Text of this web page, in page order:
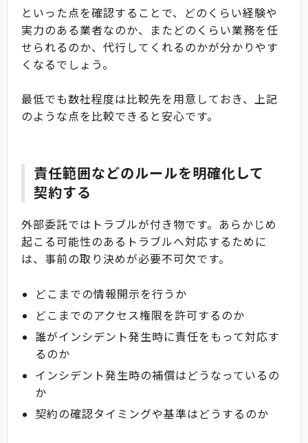
といった点を確認することで、どのくらい経験や
実力のある業者なのか、またどのくらい業務を任
せられるのか、代行してくれるのかが分かりやす
くなるでしょう。
最低でも数社程度は比較先を用意しておき、上記
のような点を比較できると安心です。
責任範囲などのルールを明確化して
契約する
外部委託ではトラブルが付き物です。あらかじめ
起こる可能性のあるトラブルへ対応するために
は、事前の取り決めが必要不可欠です。
どこまでの情報開示を行うか
どこまでのアクセス権限を許可するのか
誰がインシデント発生時に責任をもって対応す
るのか
インシデント発生時の補償はどうなっているの
か
契約の確認タイミングや基準はどうするのか